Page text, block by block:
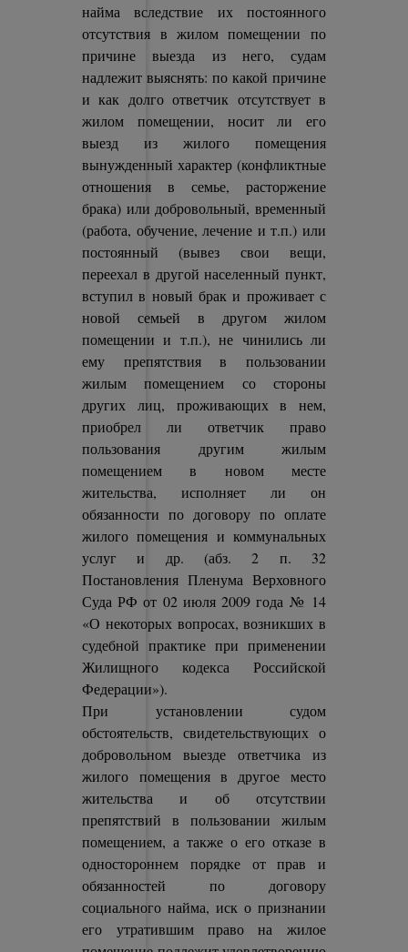
найма вследствие их постоянного
отсутствия в жилом помещении по
причине выезда из него, судам
надлежит выяснять: по какой причине
и как долго ответчик отсутствует в
жилом помещении, носит ли его
выезд из жилого помещения
вынужденный характер (конфликтные
отношения в семье, расторжение
брака) или добровольный, временный
(работа, обучение, лечение и т.п.) или
постоянный (вывез свои вещи,
переехал в другой населенный пункт,
вступил в новый брак и проживает с
новой семьей в другом жилом
помещении и т.п.), не чинились ли
ему препятствия в пользовании
жилым помещением со стороны
других лиц, проживающих в нем,
приобрел ли ответчик право
пользования другим жилым
помещением в новом месте
жительства, исполняет ли он
обязанности по договору по оплате
жилого помещения и коммунальных
услуг и др. (абз. 2 п. 32
Постановления Пленума Верховного
Суда РФ от 02 июля 2009 года № 14
«О некоторых вопросах, возникших в
судебной практике при применении
Жилищного кодекса Российской
Федерации»).
При установлении судом
обстоятельств, свидетельствующих о
добровольном выезде ответчика из
жилого помещения в другое место
жительства и об отсутствии
препятствий в пользовании жилым
помещением, а также о его отказе в
одностороннем порядке от прав и
обязанностей по договору
социального найма, иск о признании
его утратившим право на жилое